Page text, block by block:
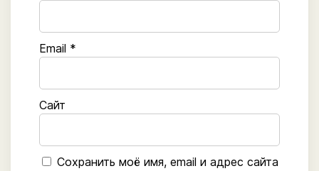
Email *
Сайт
Сохранить моё имя, email и адрес сайта